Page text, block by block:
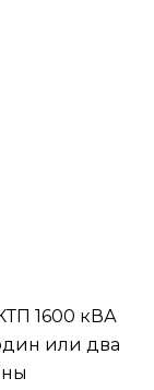
1600 кВА
или два